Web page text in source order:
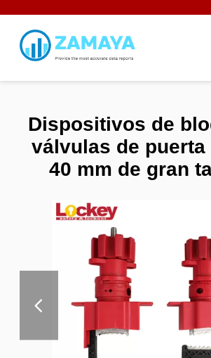
Dispositivos de
válvulas de puerta
40 mm de gran